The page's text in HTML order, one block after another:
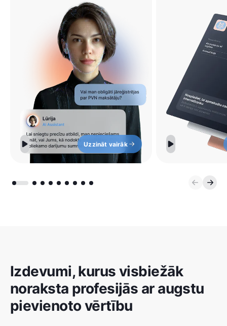
Uzzināt vairāk
Izdevumi, kurus visbiežāk
noraksta profesijās ar augstu
pievienoto vērtību